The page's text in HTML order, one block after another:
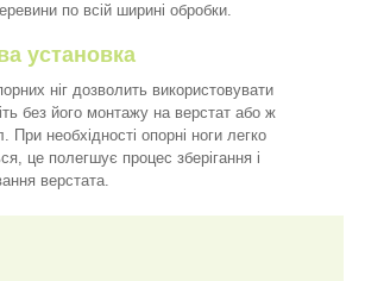
по всій ширині обробки.
установка
ніг дозволить використовувати
без його монтажу на верстат або ж
При необхідності опорні ноги легко
це полегшує процес зберігання і
верстата.